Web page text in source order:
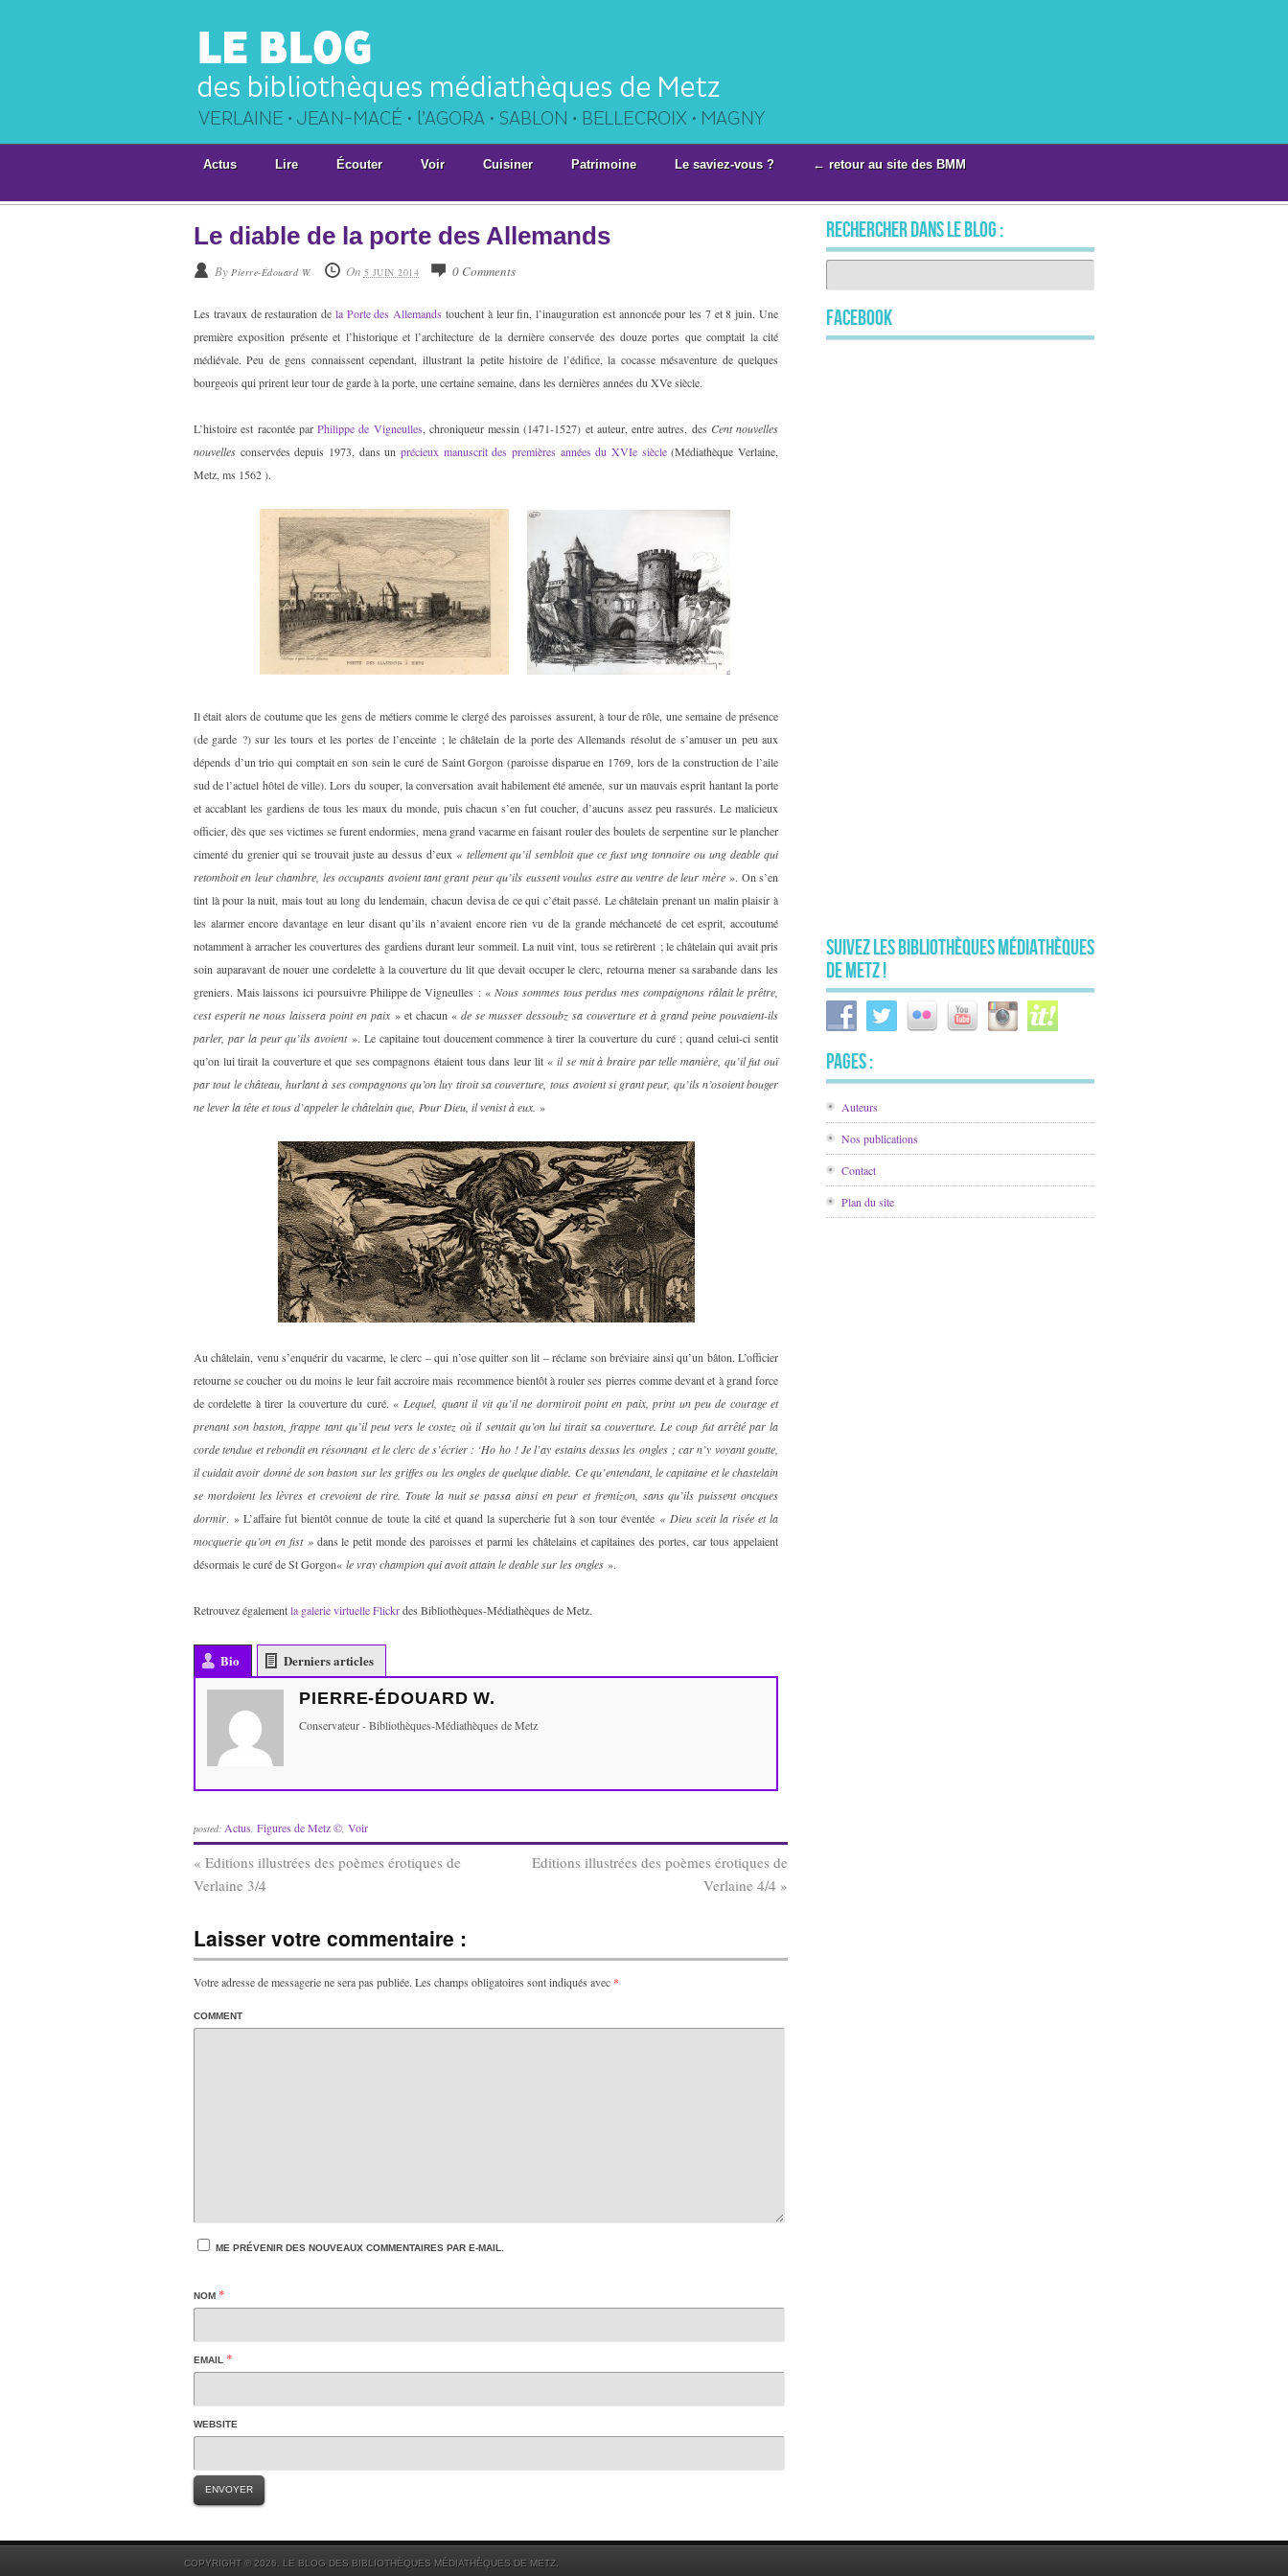
Actus Lire Écouter Voir Cuisiner Patrimoine Le saviez-vous ? ← retour au site des BMM
Le diable de la porte des Allemands
By Pierre-Édouard W. On 5 JUIN 2014 0 Comments
Les travaux de restauration de la Porte des Allemands touchent à leur fin, l’inauguration est annoncée pour les 7 et 8 juin. Une
première exposition présente et l’historique et l’architecture de la dernière conservée des douze portes que comptait la cité
médiévale. Peu de gens connaissent cependant, illustrant la petite histoire de l’édifice, la cocasse mésaventure de quelques
bourgeois qui prirent leur tour de garde à la porte, une certaine semaine, dans les dernières années du XVe siècle.
L’histoire est racontée par Philippe de Vigneulles , chroniqueur messin (1471-1527) et auteur, entre autres, des Cent nouvelles
nouvelles conservées depuis 1973, dans un précieux manuscrit des premières années du XVIe siècle(Médiathèque Verlaine,
Metz, ms 1562 ).
Il était alors de coutume que les gens de métiers comme le clergé des paroisses assurent, à tour de rôle, une semaine de présence
(de garde ?) sur les tours et les portes de l’enceinte ; le châtelain de la porte des Allemands résolut de s’amuser un peu aux
dépends d’un trio qui comptait en son sein le curé de Saint Gorgon (paroisse disparue en 1769, lors de la construction de l’aile
sud de l’actuel hôtel de ville). Lors du souper, la conversation avait habilement été amenée, sur un mauvais esprit hantant la porte
et accablant les gardiens de tous les maux du monde, puis chacun s’en fut coucher, d’aucuns assez peu rassurés. Le malicieux
officier, dès que ses victimes se furent endormies, mena grand vacarme en faisant rouler des boulets de serpentine sur le plancher
cimenté du grenier qui se trouvait juste au dessus d’eux « tellement qu’il sembloit que ce fust ung tonnoire ou ung deable qui
retomboit en leur chambre, les occupants avoient tant grant peur qu’ils eussent voulus estre au ventre de leur mère». On s’en
tint là pour la nuit, mais tout au long du lendemain, chacun devisa de ce qui c’était passé. Le châtelain prenant un malin plaisir à
les alarmer encore davantage en leur disant qu’ils n’avaient encore rien vu de la grande méchanceté de cet esprit, accoutumé
notamment à arracher les couvertures des gardiens durant leur sommeil. La nuit vint, tous se retirèrent ; le châtelain qui avait pris
soin auparavant de nouer une cordelette à la couverture du lit que devait occuper le clerc, retourna mener sa sarabande dans les
greniers. Mais laissons ici poursuivre Philippe de Vigneulles : «Nous sommes tous perdus mes compaignons râlait le prêtre,
cest esperit ne nous laissera point en paix» et chacun «de se musser dessoubz sa couverture et à grand peine pouvaient-ils
parler, par la peur qu’ils avoient». Le capitaine tout doucement commence à tirer la couverture du curé ; quand celui-ci sentit
qu’on lui tirait la couverture et que ses compagnons étaient tous dans leur lit «il se mit à braire par telle manière, qu’il fut ouï
par tout le château, hurlant à ses compagnons qu’on luy tiroit sa couverture, tous avoient si grant peur, qu’ils n’osoient bouger
ne lever la tête et tous d’appeler le châtelain que, Pour Dieu, il venist à eux. »
Au châtelain, venu s’enquérir du vacarme, le clerc – qui n’ose quitter son lit – réclame son bréviaire ainsi qu’un bâton. L’officier
retourne se coucher ou du moins le leur fait accroire mais recommence bientôt à rouler ses pierres comme devant et à grand force
de cordelette à tirer la couverture du curé. « Lequel, quant il vit qu’il ne dormiroit point en paix, print un peu de courage et
prenant son baston, frappe tant qu’il peut vers le costez où il sentait qu’on lui tirait sa couverture. Le coup fut arrêté par la
corde tendue et rebondit en résonnant et le clerc de s’écrier : ‘Ho ho ! Je l’ay estains dessus les ongles ; car n’y voyant goutte,
il cuidait avoir donné de son baston sur les griffes ou les ongles de quelque diable. Ce qu’entendant, le capitaine et le chastelain
se mordoient les lèvres et crevoient de rire. Toute la nuit se passa ainsi en peur et fremizon, sans qu’ils puissent oncques
dormir. » L’affaire fut bientôt connue de toute la cité et quand la supercherie fut à son tour éventée « Dieu sceit la risée et la
mocquerie qu’on en fist » dans le petit monde des paroisses et parmi les châtelains et capitaines des portes, car tous appelaient
désormais le curé de St Gorgon« le vray champion qui avoit attain le deable sur les ongles ».
Retrouvez égalementla galerie virtuelle Flickrdes Bibliothèques-Médiathèques de Metz.
Bio Derniers articles
PIERRE-ÉDOUARD W.
Conservateur - Bibliothèques-Médiathèques de Metz
posted: Actus, Figures de Metz ©, Voir
« Editions illustrées des poèmes érotiques de
Verlaine 3/4
Editions illustrées des poèmes érotiques de
Verlaine 4/4 »
Laisser votre commentaire :
Votre adresse de messagerie ne sera pas publiée. Les champs obligatoires sont indiqués avec *
COMMENT
ME PRÉVENIR DES NOUVEAUX COMMENTAIRES PAR E-MAIL.
NOM *
EMAIL *
WEBSITE
rechercher dans le blog :
Facebook
Suivez les Bibliothèques Médiathèques
de Metz !
Pages :
Auteurs
Nos publications
Contact
Plan du site
COPYRIGHT © 2026. LE BLOG DES BIBLIOTHÈQUES MÉDIATHÈQUES DE METZ.